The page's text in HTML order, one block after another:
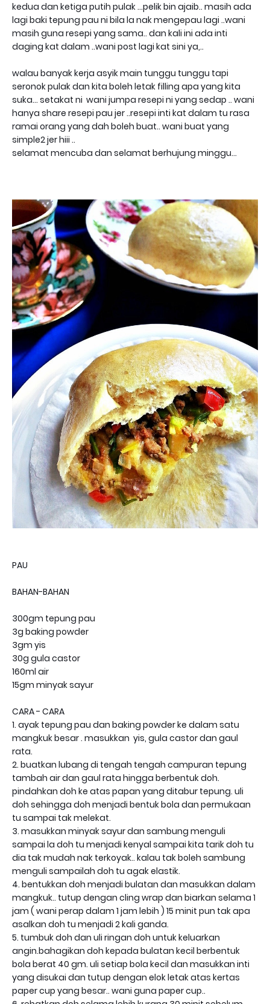
kedua dan ketiga putih pulak ...pelik bin ajaib.. masih ada
lagi baki tepung pau ni bila la nak mengepau lagi ..wani
masih guna resepi yang sama.. dan kali ini ada inti
daging kat dalam ..wani post lagi kat sini ya,..
walau banyak kerja asyik main tunggu tunggu tapi
seronok pulak dan kita boleh letak filling apa yang kita
suka... setakat ni wani jumpa resepi ni yang sedap .. wani
hanya share resepi pau jer ..resepi inti kat dalam tu rasa
ramai orang yang dah boleh buat.. wani buat yang
simple2 jer hiii ..
selamat mencuba dan selamat berhujung minggu...
PAU
BAHAN-BAHAN
300gm tepung pau
3g baking powder
3gm yis
30g gula castor
160ml air
15gm minyak sayur
CARA - CARA
1. ayak tepung pau dan baking powder ke dalam satu
mangkuk besar . masukkan yis, gula castor dan gaul
rata.
2. buatkan lubang di tengah tengah campuran tepung
tambah air dan gaul rata hingga berbentuk doh.
pindahkan doh ke atas papan yang ditabur tepung. uli
doh sehingga doh menjadi bentuk bola dan permukaan
tu sampai tak melekat.
3. masukkan minyak sayur dan sambung menguli
sampai la doh tu menjadi kenyal sampai kita tarik doh tu
dia tak mudah nak terkoyak.. kalau tak boleh sambung
menguli sampailah doh tu agak elastik.
4. bentukkan doh menjadi bulatan dan masukkan dalam
mangkuk.. tutup dengan cling wrap dan biarkan selama 1
jam ( wani perap dalam 1 jam lebih ) 15 minit pun tak apa
asalkan doh tu menjadi 2 kali ganda.
5. tumbuk doh dan uli ringan doh untuk keluarkan
angin.bahagikan doh kepada bulatan kecil berbentuk
bola berat 40 gm. uli setiap bola kecil dan masukkan inti
yang disukai dan tutup dengan elok letak atas kertas
paper cup yang besar.. wani guna paper cup..